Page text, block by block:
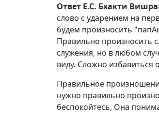
Ответ Е.С. Бхакти
слово с ударением на
будем произносить
Правильно произносить
служения, но в любом
виду. Сложно избавиться
Правильное
нужно правильно
беспокойтесь, Она